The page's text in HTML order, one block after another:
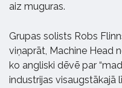
aiz muguras.
Grupas solists Robs
viņaprāt, Machine Head
ko angliski dēvē par
industrijas visaugstākajā